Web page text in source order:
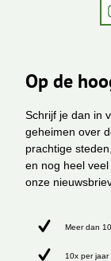
Op de
Schrijf je dan in
geheimen over
prachtige
en nog heel
onze
Meer dan
10x per